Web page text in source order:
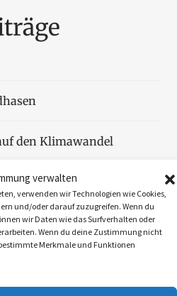
verwalten
verwenden wir Technologien wie Cookies,
und/oder darauf zuzugreifen. Wenn du
wir Daten wie das Surfverhalten oder
Wenn du deine Zustimmung nicht
Merkmale und Funktionen
den Klimawandel